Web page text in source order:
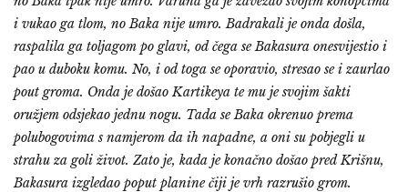
i vukao ga tlom, no Baka nije umro. Badrakali je onda došla,
raspalila ga toljagom po glavi, od čega se Bakasura onesvijestio i
pao u duboku komu. No, i od toga se oporavio, stresao se i zaurlao
pout groma. Onda je došao Kartikeya te mu je svojim šakti
oružjem odsjekao jednu nogu. Tada se Baka okrenuo prema
polubogovima s namjerom da ih napadne, a oni su pobjegli u
strahu za goli život. Zato je, kada je konačno došao pred Krišnu,
Bakasura izgledao poput planine čiji je vrh razrušio grom.